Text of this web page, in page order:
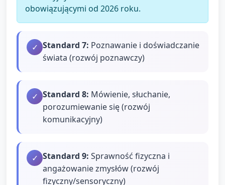
obowiązującymi od 2026 roku.
✓ Standard 7: Poznawanie i doświadczanie
świata (rozwój poznawczy)
✓ Standard 8: Mówienie, słuchanie,
porozumiewanie się (rozwój
komunikacyjny)
✓ Standard 9: Sprawność fizyczna i
angażowanie zmysłów (rozwój
fizyczny/sensoryczny)